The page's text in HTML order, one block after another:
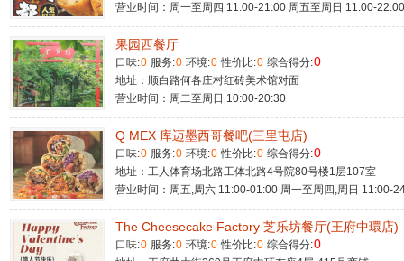
营业时间：周一至周四 11:00-21:00 周五至周日 11:00-22:00
果园西餐厅
口味:0 服务:0 环境:0 性价比:0 综合得分:0
地址：顺白路何各庄村红砖美术馆对面
营业时间：周二至周日 10:00-20:30
Q MEX 库迈墨西哥餐吧(三里屯店)
口味:0 服务:0 环境:0 性价比:0 综合得分:0
地址：工人体育场北路工体北路4号院80号楼1层107室
营业时间：周五,周六 11:00-01:00 周一至周四,周日 11:00-
The Cheesecake Factory 芝乐坊餐厅(王府中環店)
口味:0 服务:0 环境:0 性价比:0 综合得分:0